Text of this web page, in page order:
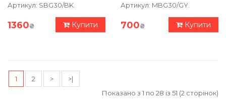
Артикул: SBG30/BK.
1360₴ Купити
Покриття
Артикул: MBG30/GY.
700₴ Купити
1 2 >
>|
Показано з 1 по 28 із 51 (2 сторінок)